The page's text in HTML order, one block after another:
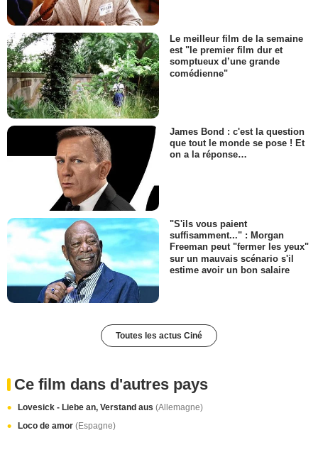
Le meilleur film de la semaine
est "le premier film dur et
somptueux d’une grande
comédienne"
James Bond : c'est la question
que tout le monde se pose ! Et
on a la réponse…
"S'ils vous paient
suffisamment..." : Morgan
Freeman peut "fermer les yeux"
sur un mauvais scénario s'il
estime avoir un bon salaire
Toutes les actus Ciné
Ce film dans d'autres pays
Lovesick - Liebe an, Verstand aus (Allemagne)
Loco de amor (Espagne)